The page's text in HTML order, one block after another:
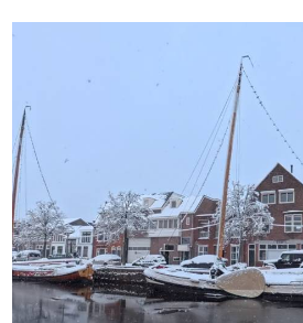
Overnachten in Sneek
Citygame Escapegame Sneek
Webcams
De leukste routes
Interactieve plattegrond van Sneek
Winkelen in Sneek
Bootverhuur